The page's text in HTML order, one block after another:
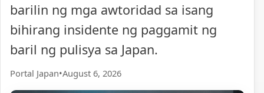
barilin ng mga awtoridad sa isang
bihirang insidente ng paggamit ng
baril ng pulisya sa Japan.
Portal Japan•August 6, 2026